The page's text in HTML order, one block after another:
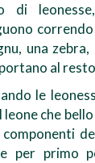
di
correndo
una zebra,
al
le
leone che
per primo